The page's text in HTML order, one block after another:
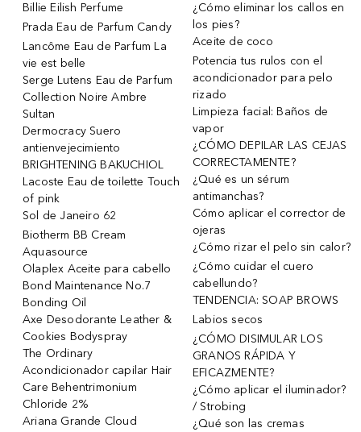
Billie Eilish Perfume
Prada Eau de Parfum Candy
Lancôme Eau de Parfum La
vie est belle
Serge Lutens Eau de Parfum
Collection Noire Ambre
Sultan
Dermocracy Suero
antienvejecimiento
BRIGHTENING BAKUCHIOL
Lacoste Eau de toilette Touch
of pink
Sol de Janeiro 62
Biotherm BB Cream
Aquasource
Olaplex Aceite para cabello
Bond Maintenance No.7
Bonding Oil
Axe Desodorante Leather &
Cookies Bodyspray
The Ordinary
Acondicionador capilar Hair
Care Behentrimonium
Chloride 2%
Ariana Grande Cloud
¿Cómo eliminar los callos en
los pies?
Aceite de coco
Potencia tus rulos con el
acondicionador para pelo
rizado
Limpieza facial: Baños de
vapor
¿CÓMO DEPILAR LAS CEJAS
CORRECTAMENTE?
¿Qué es un sérum
antimanchas?
Cómo aplicar el corrector de
ojeras
¿Cómo rizar el pelo sin calor?
¿Cómo cuidar el cuero
cabellundo?
TENDENCIA: SOAP BROWS
Labios secos
¿CÓMO DISIMULAR LOS
GRANOS RÁPIDA Y
EFICAZMENTE?
¿Cómo aplicar el iluminador?
/ Strobing
¿Qué son las cremas